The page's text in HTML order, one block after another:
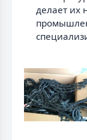
делает их